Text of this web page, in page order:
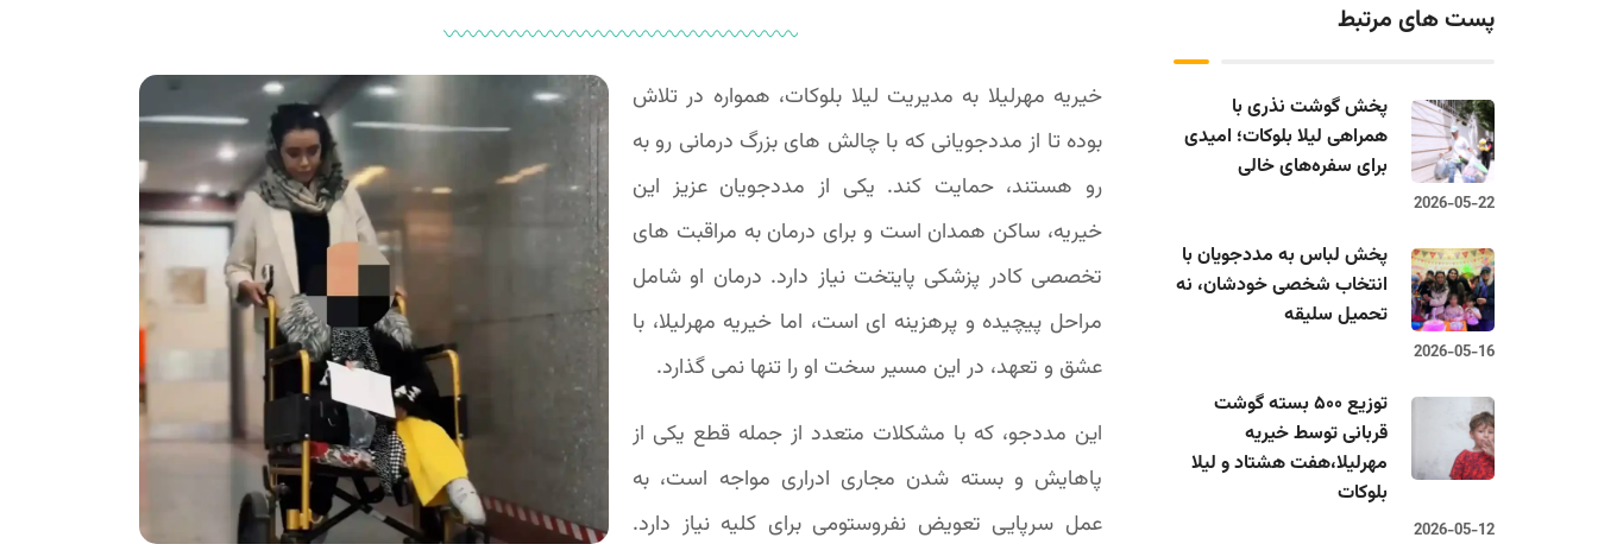
خیریه مهرلیلا به مدیریت لیلا بلوکات، همواره در تلاش
بوده تا از مددجویانی که با چالش های بزرگ درمانی رو به
رو هستند، حمایت کند. یکی از مددجویان عزیز این
خیریه، ساکن همدان است و برای درمان به مراقبت های
تخصصی کادر پزشکی پایتخت نیاز دارد. درمان او شامل
مراحل پیچیده و پرهزینه ای است، اما خیریه مهرلیلا، با
عشق و تعهد، در این مسیر سخت او را تنها نمی گذارد.
این مددجو، که با مشکلات متعدد از جمله قطع یکی از
پاهایش و بسته شدن مجاری ادراری مواجه است، به
عمل سرپایی تعویض نفروستومی برای کلیه نیاز دارد.
پست های مرتبط
پخش گوشت نذری با
همراهی لیلا بلوکات؛ امیدی
برای سفره‌های خالی
2026-05-22
پخش لباس به مددجویان با
انتخاب شخصی خودشان، نه
تحمیل سلیقه
2026-05-16
توزیع ۵۰۰ بسته گوشت
قربانی توسط خیریه
مهرلیلا،‌هفت هشتاد و لیلا
بلوکات
2026-05-12